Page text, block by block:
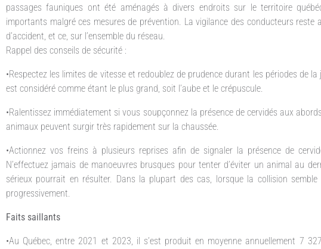
passages fauniques ont été aménagés à divers endroits sur le territoire
importants malgré ces mesures de prévention. La vigilance des conducteurs reste
d’accident, et ce, sur l’ensemble du réseau.
Rappel des conseils de sécurité :
•Respectez les limites de vitesse et redoublez de prudence durant les périodes de
est considéré comme étant le plus grand, soit l’aube et le crépuscule.
•Ralentissez immédiatement si vous soupçonnez la présence de cervidés aux
animaux peuvent surgir très rapidement sur la chaussée.
•Actionnez vos freins à plusieurs reprises afin de signaler la présence de
N’effectuez jamais de manoeuvres brusques pour tenter d’éviter un animal au
sérieux pourrait en résulter. Dans la plupart des cas, lorsque la collision
progressivement.
Faits saillants
•Au Québec, entre 2021 et 2023, il s’est produit en moyenne annuellement 7